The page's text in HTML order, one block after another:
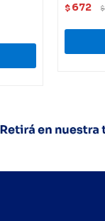
$ 672 $